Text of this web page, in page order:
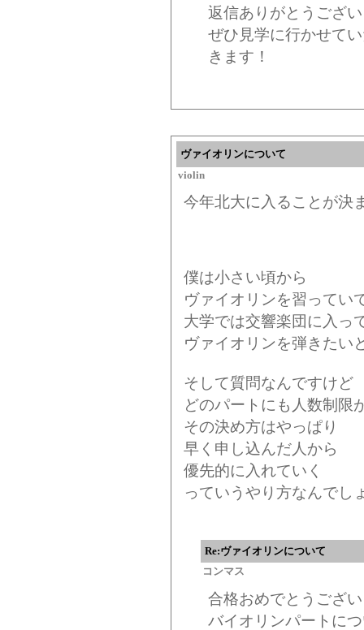
返信ありがとうござ
ぜひ見学に行かせて
きます！
ヴァイオリンについて
violin
今年北大に入ることが決
僕は小さい頃から
ヴァイオリンを習ってい
大学では交響楽団に入っ
ヴァイオリンを弾きたい
そして質問なんですけど
どのパートにも人数制限
その決め方はやっぱり
早く申し込んだ人から
優先的に入れていく
っていうやり方なんでし
Re:ヴァイオリンについて
コンマス
合格おめでとうござ
バイオリンパートに